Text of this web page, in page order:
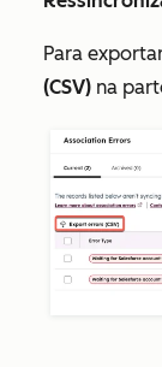
Para
(CSV) na